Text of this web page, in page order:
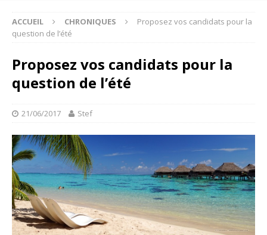
ACCUEIL CHRONIQUES
Proposez vos candidats pour la
question de l’été
Proposez vos candidats pour la
question de l’été
21/06/2017 Stef